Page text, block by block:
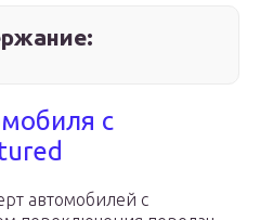
с
автомобилей с